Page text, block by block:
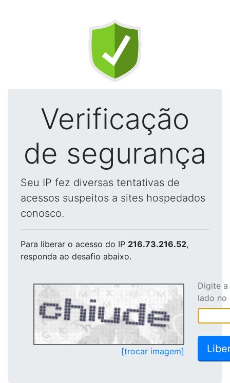
Verificação
de segurança
Seu IP fez diversas tentativas de
acessos suspeitos a sites hospedados
conosco.
Para liberar o acesso do IP 216.73.216.52,
responda ao desafio abaixo.
[trocar imagem]
Digite
lado no